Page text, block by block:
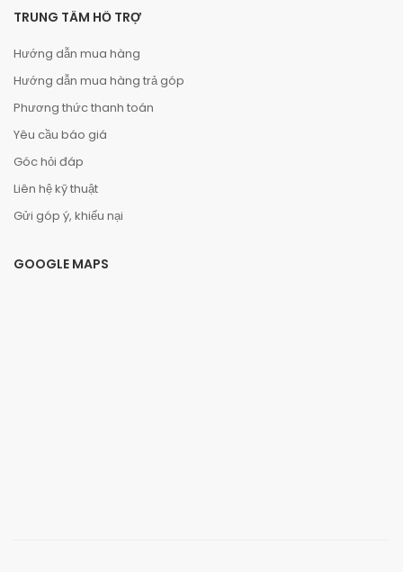
TRUNG TÂM HỖ TRỢ
Hướng dẫn mua hàng
Hướng dẫn mua hàng trả góp
Phương thức thanh toán
Yêu cầu báo giá
Góc hỏi đáp
Liên hệ kỹ thuật
Gửi góp ý, khiếu nại
GOOGLE MAPS